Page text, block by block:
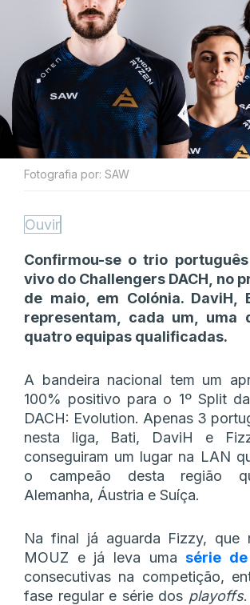
Fotografia por: SAW
Ouvir
Confirmou-se o trio
vivo do Challengers DACH, no
de maio, em Colónia. DaviH,
representam, cada um, uma
quatro equipas qualificadas.
A bandeira nacional tem um
100% positivo para o 1º Split
DACH: Evolution. Apenas 3
nesta liga, Bati, DaviH e
conseguiram um lugar na LAN
o campeão desta região
Alemanha, Áustria e Suíça.
Na final já aguarda Fizzy, que
MOUZ e já leva umasérie
consecutivas na competição,
fase regular e série dos playoffs